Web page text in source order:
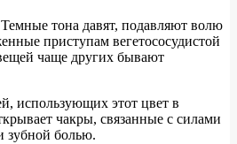
тона давят, подавляют волю
приступам вегетососудистой
чаще других бывают
использующих этот цвет в
чакры, связанные с силами
зубной болью.